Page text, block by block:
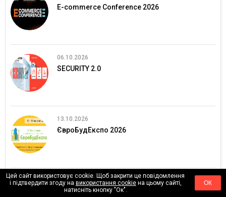
E-commerce Conference 2026
06.10.2026
SECURITY 2.0
13.10.2026
ЄвроБудЕкспо 2026
ВСІ ПОДІЇ
Цей сайт використовує cookie. Щоб закрити це повідомлення
і підтвердити згоду на використання cookieна цьому сайті,
натисніть кнопку "Ок".
ОК